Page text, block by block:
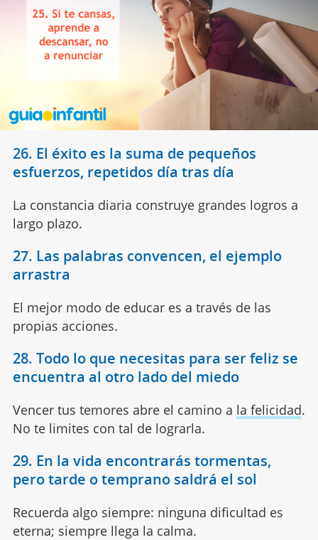
26. El éxito es la suma de pequeños
esfuerzos, repetidos día tras día
La constancia diaria construye grandes logros a
largo plazo.
27. Las palabras convencen, el ejemplo
arrastra
El mejor modo de educar es a través de las
propias acciones.
28. Todo lo que necesitas para ser feliz se
encuentra al otro lado del miedo
Vencer tus temores abre el camino a la felicidad.
No te limites con tal de lograrla.
29. En la vida encontrarás tormentas,
pero tarde o temprano saldrá el sol
Recuerda algo siempre: ninguna dificultad es
eterna; siempre llega la calma.